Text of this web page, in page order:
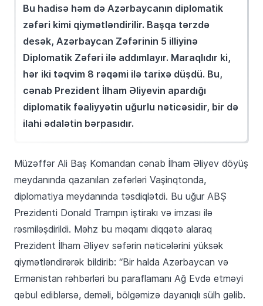
Bu hadisə həm də Azərbaycanın diplomatik
zəfəri kimi qiymətləndirilir. Başqa tərzdə
desək, Azərbaycan Zəfərinin 5 illiyinə
Diplomatik Zəfəri ilə addımlayır. Maraqlıdır ki,
hər iki təqvim 8 rəqəmi ilə tarixə düşdü. Bu,
cənab Prezident İlham Əliyevin apardığı
diplomatik fəaliyyətin uğurlu nəticəsidir, bir də
ilahi ədalətin bərpasıdır.
Müzəffər Ali Baş Komandan cənab İlham Əliyev döyüş
meydanında qazanılan zəfərləri Vaşinqtonda,
diplomatiya meydanında təsdiqlətdi. Bu uğur ABŞ
Prezidenti Donald Trampın iştirakı və imzası ilə
rəsmiləşdirildi. Məhz bu məqamı diqqətə alaraq
Prezident İlham Əliyev səfərin nəticələrini yüksək
qiymətləndirərək bildirib: “Bir halda Azərbaycan və
Ermənistan rəhbərləri bu paraflamanı Ağ Evdə etməyi
qəbul ediblərsə, deməli, bölgəmizə dayanıqlı sülh gəlib.